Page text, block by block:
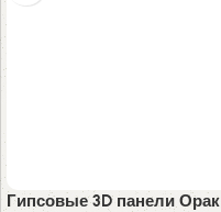
Гипсовые 3D панели Орак